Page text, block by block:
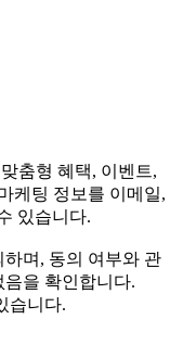
춤형 혜택, 이벤트,
케팅 정보를 이메일,
있습니다.
며, 동의 여부와 관
을 확인합니다.
습니다.